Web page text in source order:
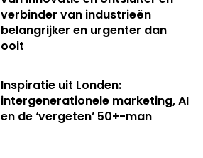
verbinder van industrieën
belangrijker en urgenter dan
ooit
Inspiratie uit Londen:
intergenerationele marketing, AI
en de ‘vergeten’ 50+-man